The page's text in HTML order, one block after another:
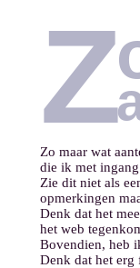
Z
Zo maar wat
die ik met
Zie dit niet als
opmerkingen
Denk dat het
het web
Bovendien, heb
Denk dat het erg